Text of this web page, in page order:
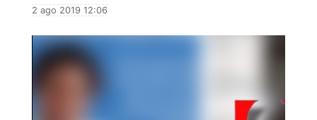
2 ago 2019 12:06